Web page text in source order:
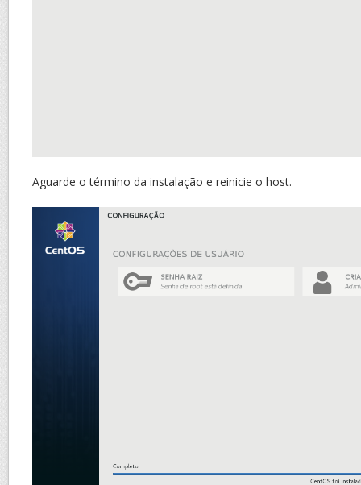
Aguarde o término da instalação e reinicie o host.